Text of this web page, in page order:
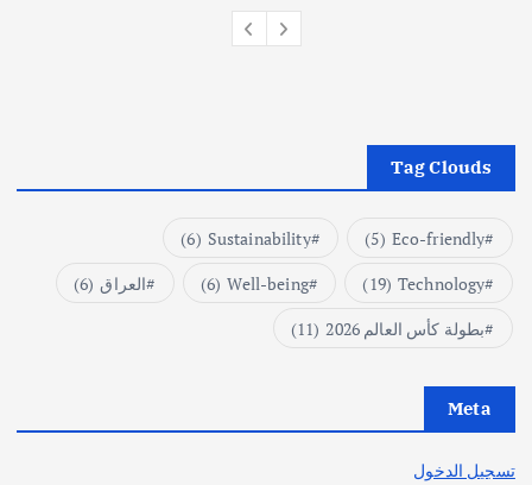
Tag Clouds
Eco-friendly
(5)
Sustainability
(6)
Technology
(19)
Well-being
(6) العراق (6)
بطولة كأس العالم 2026
(11)
Meta
تسجيل الدخول